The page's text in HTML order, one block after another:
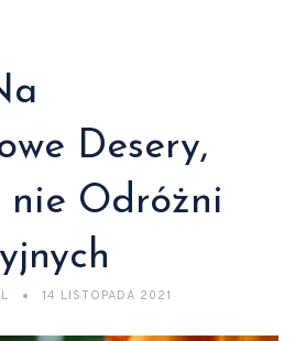
Desery,
Odróżni
14 LISTOPADA 2021